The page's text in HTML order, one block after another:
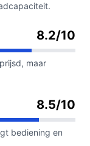
8.2/10
maar
8.5/10
bediening en